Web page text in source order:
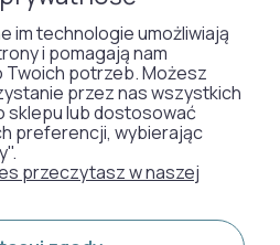
120,00 zł
im technologie umożliwiają
i pomagają nam
potrzeb. Możesz
przez nas wszystkich
sklepu lub dostosować
preferencji, wybierając
przeczytasz w naszej